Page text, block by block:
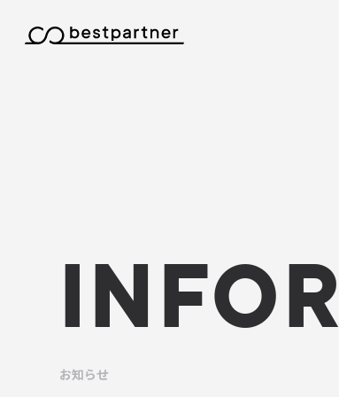
INFOR
お知らせ